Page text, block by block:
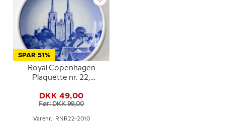
SPAR 51%
Royal Copenhagen
Plaquette nr. 22,
DKK 49,00
Før: DKK 99,00
Varenr.: RNR22-2010